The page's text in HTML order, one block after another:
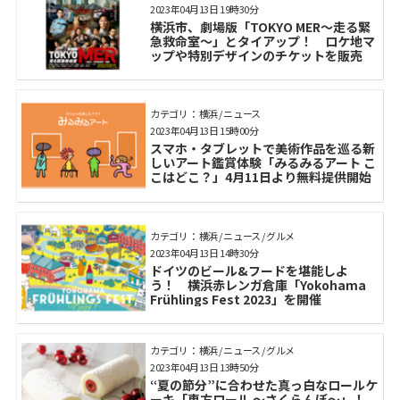
横浜市、劇場版「TOKYO MER～走る緊
急救命室～」とタイアップ！ ロケ地マ
ップや特別デザインのチケットを販売
2023年04月13日 19時30分
カテゴリ： 横浜 / ニュース
スマホ・タブレットで美術作品を巡る新
しいアート鑑賞体験「みるみるアート こ
こはどこ？」4月11日より無料提供開始
2023年04月13日 15時00分
カテゴリ： 横浜 / ニュース / グルメ
ドイツのビール&フードを堪能しよ
う！ 横浜赤レンガ倉庫「Yokohama
Frühlings Fest 2023」を開催
2023年04月13日 14時30分
カテゴリ： 横浜 / ニュース / グルメ
“夏の節分”に合わせた真っ白なロールケ
2023年04月13日 13時50分